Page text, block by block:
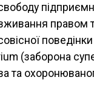
правом
(заборона
та